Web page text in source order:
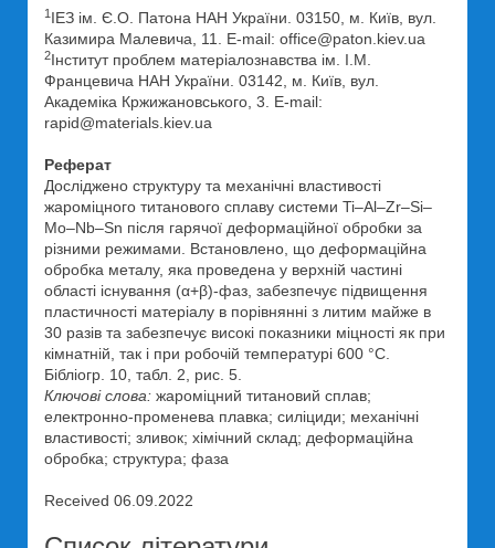
1 ІЕЗ ім. Є.О. Патона НАН України. 03150, м. Київ, вул.
Казимира Малевича, 11. E-mail: office@paton.kiev.ua
2Інститут проблем матеріалознавства ім. І.М.
Францевича НАН України. 03142, м. Київ, вул.
Академіка Кржижановського, 3. E-mail:
rapid@materials.kiev.ua
Реферат
Досліджено структуру та механічні властивості
жароміцного титанового сплаву системи Ti–Al–Zr–Si–
Mo–Nb–Sn після гарячої деформаційної обробки за
різними режимами. Встановлено, що деформаційна
обробка металу, яка проведена у верхній частині
області існування (α+β)-фаз, забезпечує підвищення
пластичності матеріалу в порівнянні з литим майже в
30 разів та забезпечує високі показники міцності як при
кімнатній, так і при робочій температурі 600 °С.
Бібліогр. 10, табл. 2, рис. 5.
Ключові слова: жароміцний титановий сплав;
електронно-променева плавка; силіциди; механічні
властивості; зливок; хімічний склад; деформаційна
обробка; структура; фаза
Received 06.09.2022